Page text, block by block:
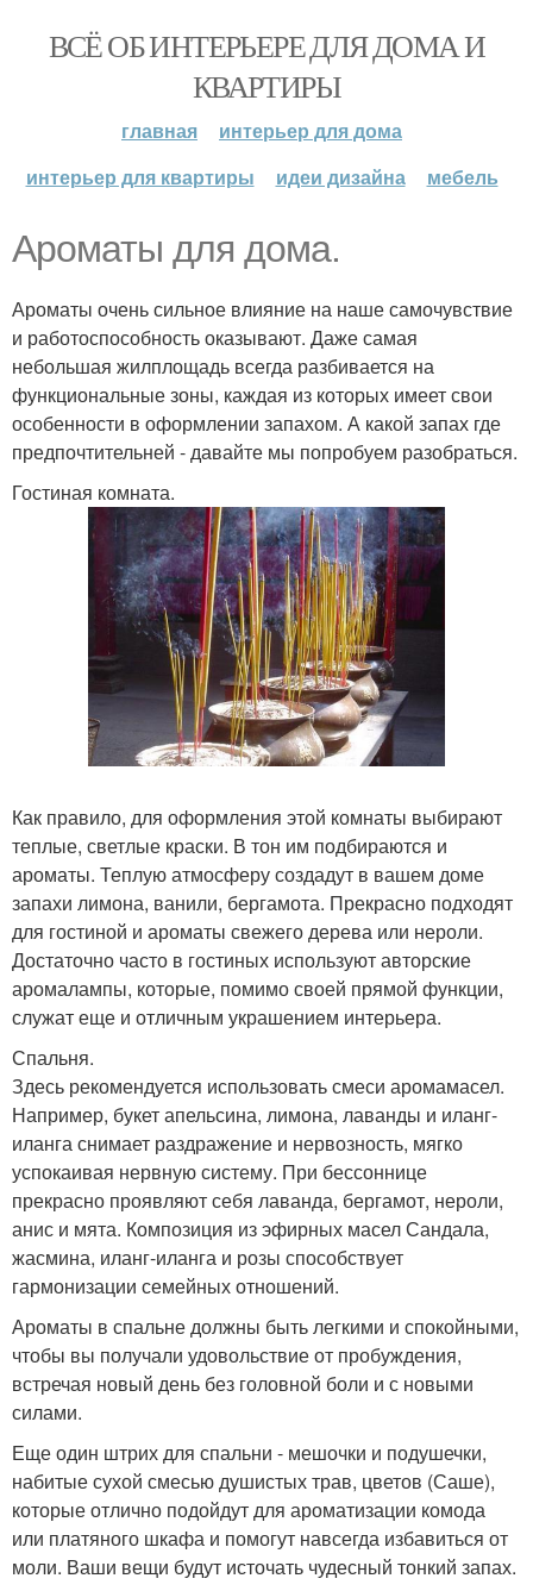
ВСЁ ОБ ИНТЕРЬЕРЕ ДЛЯ ДОМА И
КВАРТИРЫ
главная
интерьер для дома
интерьер для квартиры
идеи дизайна мебель
Ароматы для дома.
Ароматы очень сильное влияние на наше самочувствие
и работоспособность оказывают. Даже самая
небольшая жилплощадь всегда разбивается на
функциональные зоны, каждая из которых имеет свои
особенности в оформлении запахом. А какой запах где
предпочтительней - давайте мы попробуем разобраться.
Гостиная комната.
Как правило, для оформления этой комнаты выбирают
теплые, светлые краски. В тон им подбираются и
ароматы. Теплую атмосферу создадут в вашем доме
запахи лимона, ванили, бергамота. Прекрасно подходят
для гостиной и ароматы свежего дерева или нероли.
Достаточно часто в гостиных используют авторские
аромалампы, которые, помимо своей прямой функции,
служат еще и отличным украшением интерьера.
Спальня.
Здесь рекомендуется использовать смеси аромамасел.
Например, букет апельсина, лимона, лаванды и иланг-
иланга снимает раздражение и нервозность, мягко
успокаивая нервную систему. При бессоннице
прекрасно проявляют себя лаванда, бергамот, нероли,
анис и мята. Композиция из эфирных масел Сандала,
жасмина, иланг-иланга и розы способствует
гармонизации семейных отношений.
Ароматы в спальне должны быть легкими и спокойными,
чтобы вы получали удовольствие от пробуждения,
встречая новый день без головной боли и с новыми
силами.
Еще один штрих для спальни - мешочки и подушечки,
набитые сухой смесью душистых трав, цветов (Саше),
которые отлично подойдут для ароматизации комода
или платяного шкафа и помогут навсегда избавиться от
моли. Ваши вещи будут источать чудесный тонкий запах.